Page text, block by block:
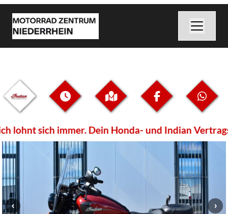
sich immer. Dein Honda- und Indian